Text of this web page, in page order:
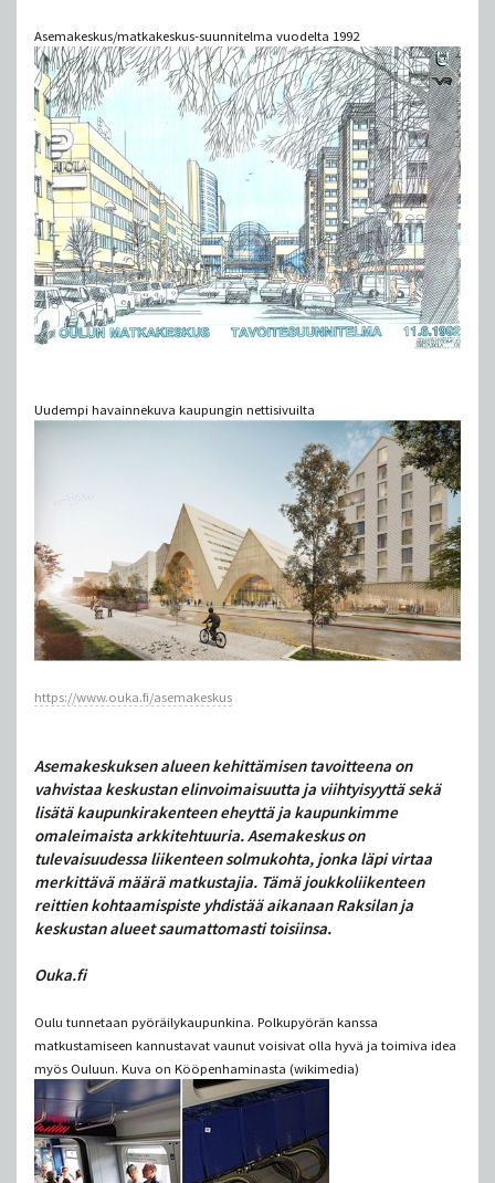
Asemakeskus/matkakeskus-suunnitelma vuodelta 1992
Uudempi havainnekuva kaupungin nettisivuilta
https://www.ouka.fi/asemakeskus
Asemakeskuksen alueen kehittämisen tavoitteena on
vahvistaa keskustan elinvoimaisuutta ja viihtyisyyttä sekä
lisätä kaupunkirakenteen eheyttä ja kaupunkimme
omaleimaista arkkitehtuuria. Asemakeskus on
tulevaisuudessa liikenteen solmukohta, jonka läpi virtaa
merkittävä määrä matkustajia. Tämä joukkoliikenteen
reittien kohtaamispiste yhdistää aikanaan Raksilan ja
keskustan alueet saumattomasti toisiinsa.
Ouka.fi
Oulu tunnetaan pyöräilykaupunkina. Polkupyörän kanssa
matkustamiseen kannustavat vaunut voisivat olla hyvä ja toimiva idea
myös Ouluun. Kuva on Kööpenhaminasta (wikimedia)